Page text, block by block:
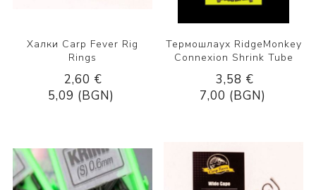
Халки Carp Fever Rig
Rings
2,60 €
5,09 (BGN)
Термошлаух RidgeMonkey
Connexion Shrink Tube
3,58 €
7,00 (BGN)